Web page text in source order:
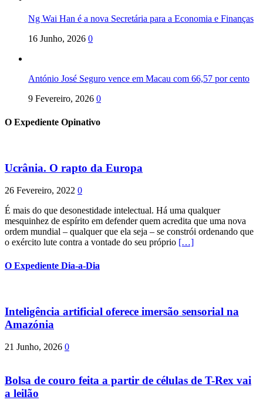
Ng Wai Han é a nova Secretária para a Economia e Finanças
16 Junho, 2026 0
António José Seguro vence em Macau com 66,57 por cento
9 Fevereiro, 2026 0
O Expediente Opinativo
Ucrânia. O rapto da Europa
26 Fevereiro, 2022 0
É mais do que desonestidade intelectual. Há uma qualquer
mesquinhez de espírito em defender quem acredita que uma nova
ordem mundial – qualquer que ela seja – se constrói ordenando que
o exército lute contra a vontade do seu próprio […]
O Expediente Dia-a-Dia
Inteligência artificial oferece imersão sensorial na
Amazónia
21 Junho, 2026 0
Bolsa de couro feita a partir de células de T-Rex vai
a leilão